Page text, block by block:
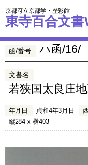
京都府立京都学・歴彩館
東寺百合文書
函/番号 ハ函/16/
文書名
若狭国太良庄
年月日 貞和4年3月日
縦284 x 横403